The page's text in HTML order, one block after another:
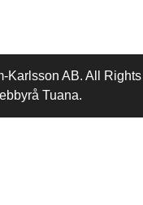
Karlsson AB. All Rights
Tuana.​